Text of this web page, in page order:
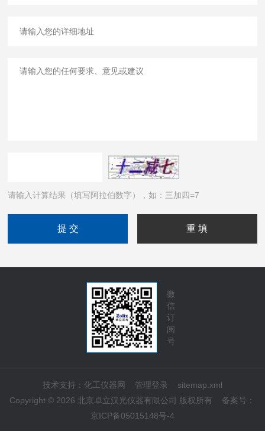
请输入计算结果（填写阿拉伯数字），如：三加四=7
微
信
订
阅
号
技术支持： 化工仪器网 管理登录
sitemap.xml
Copyright © 2026 北京卓立汉光仪器有限公司 版权所有 备案号：
京ICP备05015148号-4